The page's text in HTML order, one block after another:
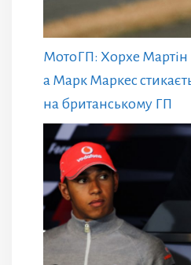
МотоГП: Хорхе Мартін
а Марк Маркес
на британському ГП